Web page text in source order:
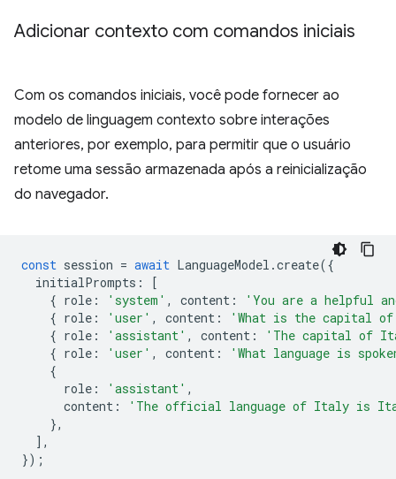
Adicionar contexto com comandos iniciais
Com os comandos iniciais, você pode fornecer ao
modelo de linguagem contexto sobre interações
anteriores, por exemplo, para permitir que o usuário
retome uma sessão armazenada após a reinicialização
do navegador.
const session = await LanguageModel .create({
initialPrompts :
[
{ role : 'system' , content :
'You are a helpful
{ role : 'user' , content :
'What is the capital
{ role : 'assistant' , content :
'The capital of
{ role : 'user' , content :
'What language is
{
role : 'assistant' ,
content :
'The official language of Italy is
},
],
});